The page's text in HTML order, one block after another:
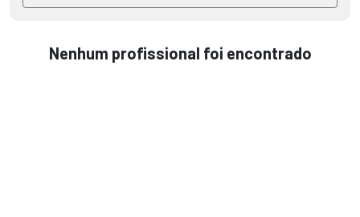
Nenhum profissional foi encontrado